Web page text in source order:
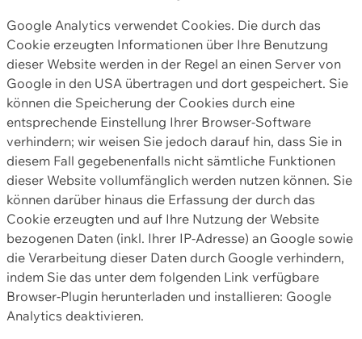
Google Analytics verwendet Cookies. Die durch das
Cookie erzeugten Informationen über Ihre Benutzung
dieser Website werden in der Regel an einen Server von
Google in den USA übertragen und dort gespeichert. Sie
können die Speicherung der Cookies durch eine
entsprechende Einstellung Ihrer Browser-Software
verhindern; wir weisen Sie jedoch darauf hin, dass Sie in
diesem Fall gegebenenfalls nicht sämtliche Funktionen
dieser Website vollumfänglich werden nutzen können. Sie
können darüber hinaus die Erfassung der durch das
Cookie erzeugten und auf Ihre Nutzung der Website
bezogenen Daten (inkl. Ihrer IP-Adresse) an Google sowie
die Verarbeitung dieser Daten durch Google verhindern,
indem Sie das unter dem folgenden Link verfügbare
Browser-Plugin herunterladen und installieren: Google
Analytics deaktivieren.